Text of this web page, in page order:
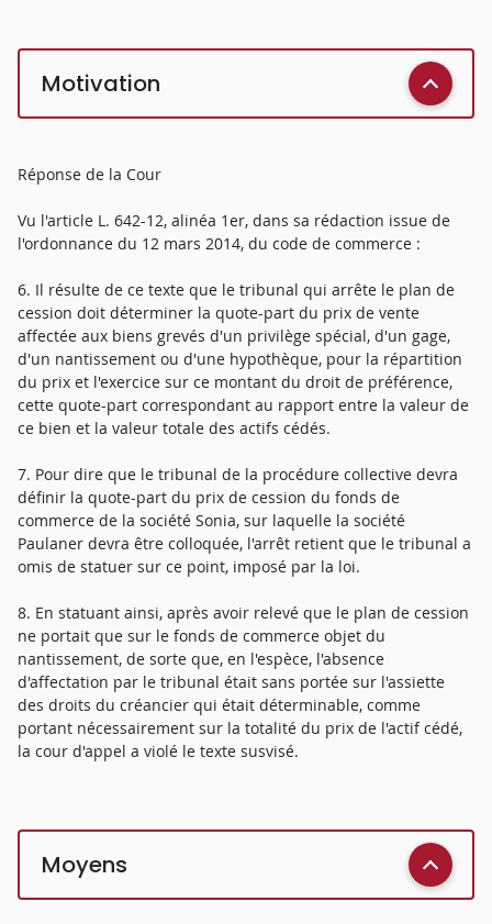
Motivation
Réponse de la Cour
Vu l'article L. 642-12, alinéa 1er, dans sa rédaction issue de
l'ordonnance du 12 mars 2014, du code de commerce :
6. Il résulte de ce texte que le tribunal qui arrête le plan de
cession doit déterminer la quote-part du prix de vente
affectée aux biens grevés d'un privilège spécial, d'un gage,
d'un nantissement ou d'une hypothèque, pour la répartition
du prix et l'exercice sur ce montant du droit de préférence,
cette quote-part correspondant au rapport entre la valeur de
ce bien et la valeur totale des actifs cédés.
7. Pour dire que le tribunal de la procédure collective devra
définir la quote-part du prix de cession du fonds de
commerce de la société Sonia, sur laquelle la société
Paulaner devra être colloquée, l'arrêt retient que le tribunal a
omis de statuer sur ce point, imposé par la loi.
8. En statuant ainsi, après avoir relevé que le plan de cession
ne portait que sur le fonds de commerce objet du
nantissement, de sorte que, en l'espèce, l'absence
d'affectation par le tribunal était sans portée sur l'assiette
des droits du créancier qui était déterminable, comme
portant nécessairement sur la totalité du prix de l'actif cédé,
la cour d'appel a violé le texte susvisé.
Moyens